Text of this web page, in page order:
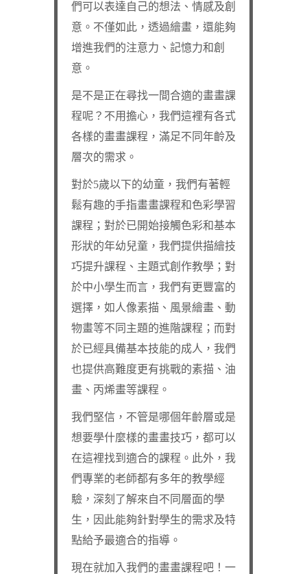
們可以表達自己的想法、情感及創
意。不僅如此，透過繪畫，還能夠
增進我們的注意力、記憶力和創
意。
是不是正在尋找一間合適的畫畫課
程呢？不用擔心，我們這裡有各式
各樣的畫畫課程，滿足不同年齡及
層次的需求。
對於5歲以下的幼童，我們有著輕
鬆有趣的手指畫畫課程和色彩學習
課程；對於已開始接觸色彩和基本
形狀的年幼兒童，我們提供描繪技
巧提升課程、主題式創作教學；對
於中小學生而言，我們有更豐富的
選擇，如人像素描、風景繪畫、動
物畫等不同主題的進階課程；而對
於已經具備基本技能的成人，我們
也提供高難度更有挑戰的素描、油
畫、丙烯畫等課程。
我們堅信，不管是哪個年齡層或是
想要學什麼樣的畫畫技巧，都可以
在這裡找到適合的課程。此外，我
們專業的老師都有多年的教學經
驗，深刻了解來自不同層面的學
生，因此能夠針對學生的需求及特
點給予最適合的指導。
現在就加入我們的畫畫課程吧！一